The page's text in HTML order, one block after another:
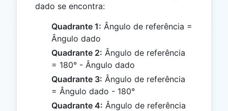
dado se encontra:
Quadrante 1: Ângulo de referência =
Ângulo dado
Quadrante 2: Ângulo de referência
= 180° - Ângulo dado
Quadrante 3: Ângulo de referência
= Ângulo dado - 180°
Quadrante 4: Ângulo de referência